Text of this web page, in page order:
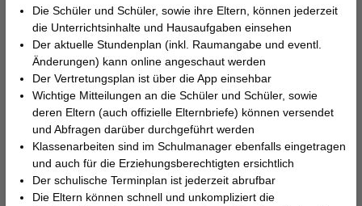
Die Schüler und Schüler, sowie ihre Eltern, können jederzeit
die Unterrichtsinhalte und Hausaufgaben einsehen
Der aktuelle Stundenplan (inkl. Raumangabe und eventl.
Änderungen) kann online angeschaut werden
Der Vertretungsplan ist über die App einsehbar
Wichtige Mitteilungen an die Schüler und Schüler, sowie
deren Eltern (auch offizielle Elternbriefe) können versendet
und Abfragen darüber durchgeführt werden
Klassenarbeiten sind im Schulmanager ebenfalls eingetragen
und auch für die Erziehungsberechtigten ersichtlich
Der schulische Terminplan ist jederzeit abrufbar
Die Eltern können schnell und unkompliziert die